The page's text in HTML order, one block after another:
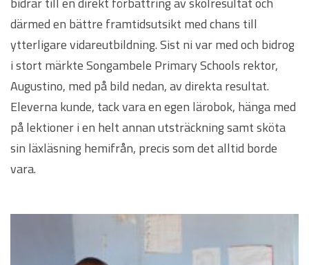
därmed en bättre framtidsutsikt med chans till
ytterligare vidareutbildning. Sist ni var med och bidrog
i stort märkte Songambele Primary Schools rektor,
Augustino, med på bild nedan, av direkta resultat.
Eleverna kunde, tack vara en egen lärobok, hänga med
på lektioner i en helt annan utsträckning samt sköta
sin läxläsning hemifrån, precis som det alltid borde
vara.